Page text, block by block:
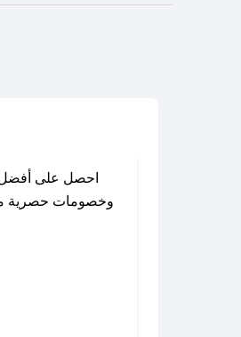
احصل على أفضل
وخصومات حصرية من